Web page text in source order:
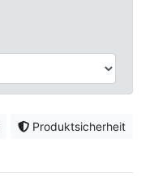
Produktsicherheit